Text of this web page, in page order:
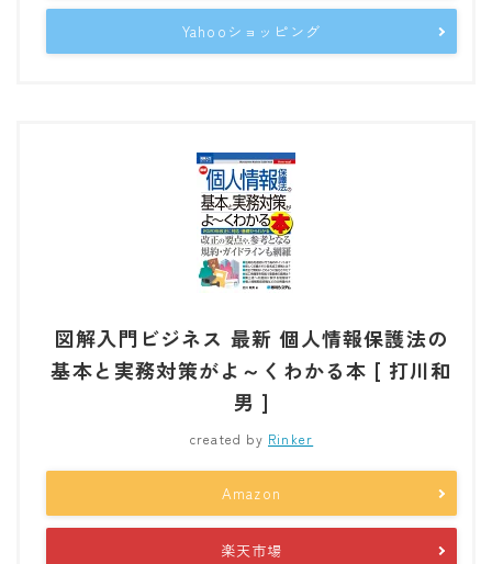
Yahooショッピング
図解入門ビジネス 最新 個人情報保護法の
基本と実務対策がよ～くわかる本 [ 打川和
男 ]
created by Rinker
Amazon
楽天市場